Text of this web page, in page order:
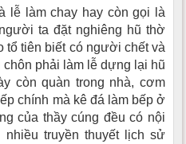
lễ làm chay hay còn gọi là
ta đặt nghiêng hũ thờ
tổ tiên biết có người chết và
phải làm lễ dựng lại hũ
còn quàn trong nhà, cơm
chính mà kê đá làm bếp ở
của thầy cúng đều có nội
truyền thuyết lịch sử